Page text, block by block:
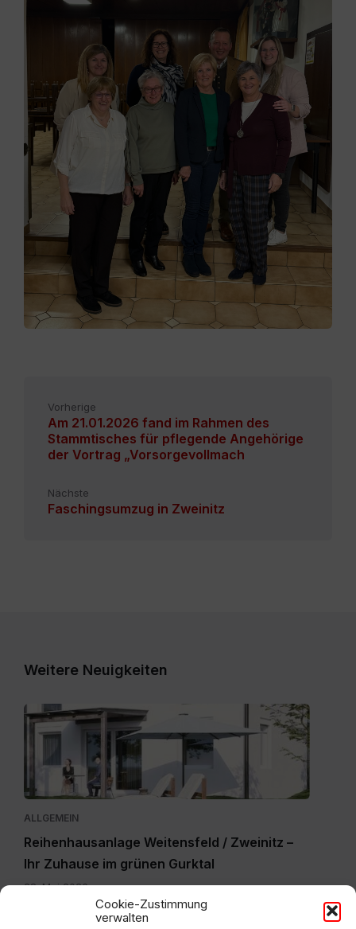
Cookie-Zustimmung
verwalten
Vorherige
Am 21.01.2026 fand im Rahmen des
Stammtisches für pflegende Angehörige
der Vortrag „Vorsorgevollmach
Nächste
Faschingsumzug in Zweinitz
Weitere Neuigkeiten
Expose_Weitensfeld-
Zweinitz_20260528.pdf
ALLGEMEIN
Reihenhausanlage Weitensfeld / Zweinitz –
Ihr Zuhause im grünen Gurktal
28. Mai 2026